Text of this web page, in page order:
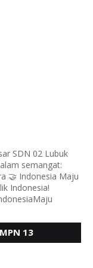
SDN 02 Lubuk
semangat:
🤝 Indonesia Maju
Indonesia!
13